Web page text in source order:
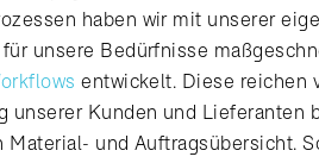
haben wir mit unserer
unsere Bedürfnisse
entwickelt. Diese reichen
unserer Kunden und Lieferanten
Material- und Auftragsübersicht.